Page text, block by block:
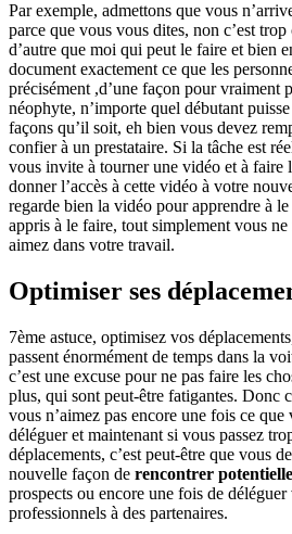
Par exemple, admettons que vous
parce que vous vous dites, non c’est
d’autre que moi qui peut le faire et bien
document exactement ce que les
précisément ,d’une façon pour vraiment
néophyte, n’importe quel débutant
façons qu’il soit, eh bien vous devez
confier à un prestataire. Si la tâche est
vous invite à tourner une vidéo et à faire
donner l’accès à cette vidéo à votre
regarde bien la vidéo pour apprendre à
appris à le faire, tout simplement vous
aimez dans votre travail.
Optimiser ses
7ème astuce, optimisez vos
passent énormément de temps dans la
c’est une excuse pour ne pas faire les
plus, qui sont peut-être fatigantes. Donc
vous n’aimez pas encore une fois ce que
déléguer et maintenant si vous passez
déplacements, c’est peut-être que vous
nouvelle façon de rencontrer
prospects ou encore une fois de déléguer
professionnels à des partenaires.